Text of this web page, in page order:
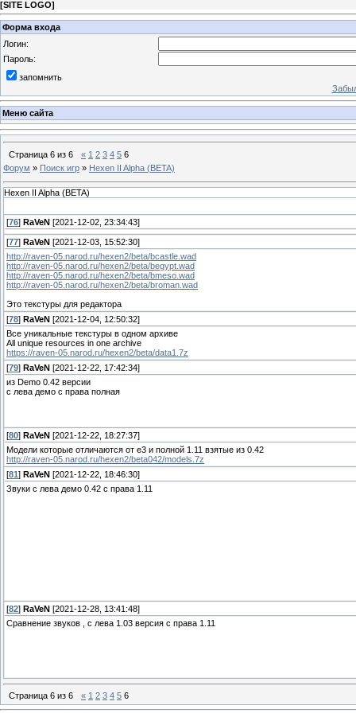
[SITE LOGO]
Форма входа
Логин:
Пароль:
запомнить
Меню сайта
Страница 6 из 6 « 1 2 3 4 5 6
Форум » Поиск игр » Hexen II Alpha (BETA)
Hexen II Alpha (BETA)
[76] RaVeN [2021-12-02, 23:34:43]
[77] RaVeN [2021-12-03, 15:52:30]
http://raven-05.narod.ru/hexen2/beta/bcastle.wad
http://raven-05.narod.ru/hexen2/beta/begypt.wad
http://raven-05.narod.ru/hexen2/beta/bmeso.wad
http://raven-05.narod.ru/hexen2/beta/broman.wad
Это текстуры для редактора
[78] RaVeN [2021-12-04, 12:50:32]
Все уникальные текстуры в одном архиве
All unique resources in one archive
https://raven-05.narod.ru/hexen2/beta/data1.7z
[79] RaVeN [2021-12-22, 17:42:34]
из Demo 0.42 версии
с лева демо с права полная
[80] RaVeN [2021-12-22, 18:27:37]
Модели которые отличаются от е3 и полной 1.11 взятые из 0.42
http://raven-05.narod.ru/hexen2/beta042/models.7z
[81 ] RaVeN [2021-12-22, 18:46:30]
Звуки с лева демо 0.42 с права 1.11
[82] RaVeN [2021-12-28, 13:41:48]
Сравнение звуков , с лева 1.03 версия с права 1.11
Страница 6 из 6 « 1 2 3 4 5 6